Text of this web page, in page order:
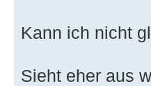
Kann ich nicht
Sieht eher aus